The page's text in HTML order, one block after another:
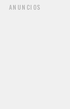
ANUNCIOS